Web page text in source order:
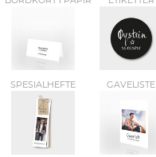
SPESIALHEFTE GAVELISTE